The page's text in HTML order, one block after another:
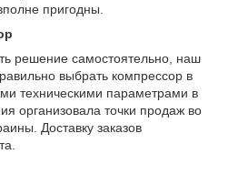
пригодны.
решение самостоятельно, наш
выбрать компрессор в
техническими параметрами в
организовала точки продаж во
Доставку заказов